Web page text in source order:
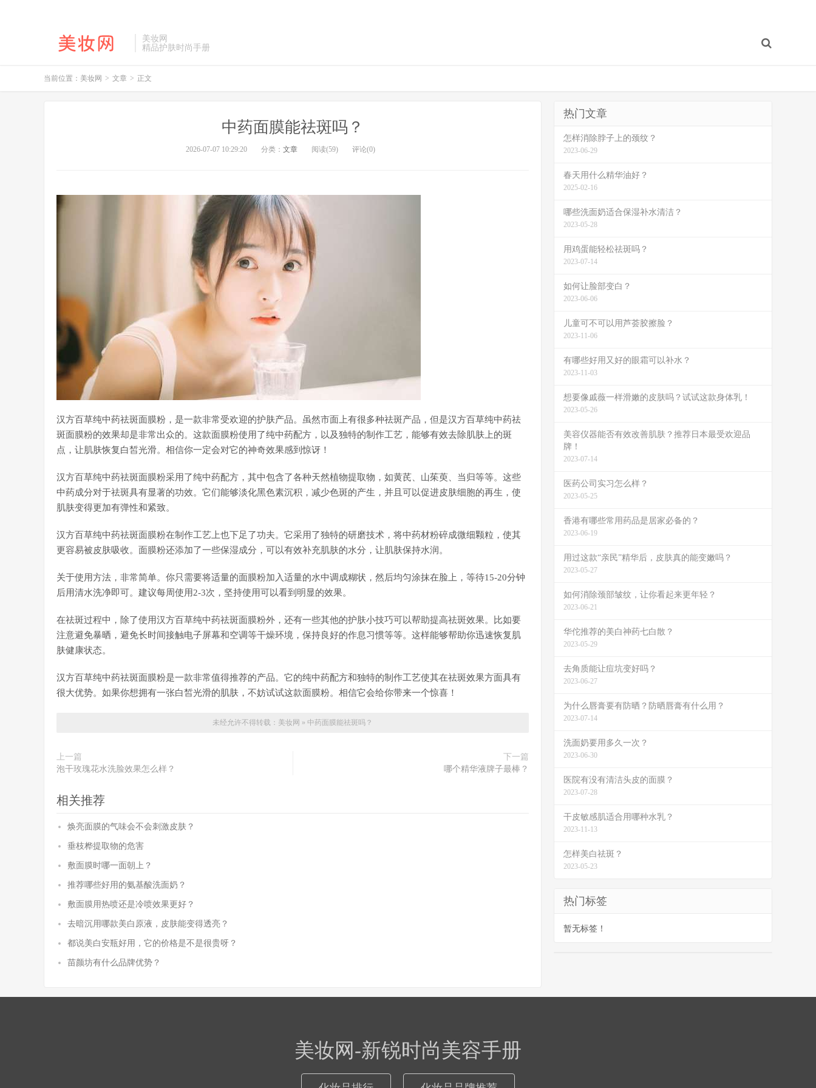
美妆网
精品护肤时尚手册
当前位置： 美妆网 > 文章 > 正文
中药面膜能祛斑吗？
2026-07-07 10:29:20 分类： 文章 阅读(59) 评论(0)
汉方百草纯中药祛斑面膜粉，是一款非常受欢迎的护肤产品。虽然市面上有很多种祛斑产品，但是汉方百草纯中药祛
斑面膜粉的效果却是非常出众的。这款面膜粉使用了纯中药配方，以及独特的制作工艺，能够有效去除肌肤上的斑
点，让肌肤恢复白皙光滑。相信你一定会对它的神奇效果感到惊讶！
汉方百草纯中药祛斑面膜粉采用了纯中药配方，其中包含了各种天然植物提取物，如黄芪、山茱萸、当归等等。这些
中药成分对于祛斑具有显著的功效。它们能够淡化黑色素沉积，减少色斑的产生，并且可以促进皮肤细胞的再生，使
肌肤变得更加有弹性和紧致。
汉方百草纯中药祛斑面膜粉在制作工艺上也下足了功夫。它采用了独特的研磨技术，将中药材粉碎成微细颗粒，使其
更容易被皮肤吸收。面膜粉还添加了一些保湿成分，可以有效补充肌肤的水分，让肌肤保持水润。
关于使用方法，非常简单。你只需要将适量的面膜粉加入适量的水中调成糊状，然后均匀涂抹在脸上，等待15-20分钟
后用清水洗净即可。建议每周使用2-3次，坚持使用可以看到明显的效果。
在祛斑过程中，除了使用汉方百草纯中药祛斑面膜粉外，还有一些其他的护肤小技巧可以帮助提高祛斑效果。比如要
注意避免暴晒，避免长时间接触电子屏幕和空调等干燥环境，保持良好的作息习惯等等。这样能够帮助你迅速恢复肌
肤健康状态。
汉方百草纯中药祛斑面膜粉是一款非常值得推荐的产品。它的纯中药配方和独特的制作工艺使其在祛斑效果方面具有
很大优势。如果你想拥有一张白皙光滑的肌肤，不妨试试这款面膜粉。相信它会给你带来一个惊喜！
未经允许不得转载： 美妆网 » 中药面膜能祛斑吗？
上一篇
泡干玫瑰花水洗脸效果怎么样？
下一篇
哪个精华液牌子最棒？
相关推荐
焕亮面膜的气味会不会刺激皮肤？
垂枝桦提取物的危害
敷面膜时哪一面朝上？
推荐哪些好用的氨基酸洗面奶？
敷面膜用热喷还是冷喷效果更好？
去暗沉用哪款美白原液，皮肤能变得透亮？
都说美白安瓶好用，它的价格是不是很贵呀？
苗颜坊有什么品牌优势？
热门文章
怎样消除脖子上的颈纹？
2023-06-29
春天用什么精华油好？
2025-02-16
哪些洗面奶适合保湿补水清洁？
2023-05-28
用鸡蛋能轻松祛斑吗？
2023-07-14
如何让脸部变白？
2023-06-06
儿童可不可以用芦荟胶擦脸？
2023-11-06
有哪些好用又好的眼霜可以补水？
2023-11-03
想要像戚薇一样滑嫩的皮肤吗？试试这款身体乳！
2023-05-26
美容仪器能否有效改善肌肤？推荐日本最受欢迎品
牌！
2023-07-14
医药公司实习怎么样？
2023-05-25
香港有哪些常用药品是居家必备的？
2023-06-19
用过这款“亲民”精华后，皮肤真的能变嫩吗？
2023-05-27
如何消除颈部皱纹，让你看起来更年轻？
2023-06-21
华佗推荐的美白神药七白散？
2023-05-29
去角质能让痘坑变好吗？
2023-06-27
为什么唇膏要有防晒？防晒唇膏有什么用？
2023-07-14
洗面奶要用多久一次？
2023-06-30
医院有没有清洁头皮的面膜？
2023-07-28
干皮敏感肌适合用哪种水乳？
2023-11-13
怎样美白祛斑？
2023-05-23
热门标签
暂无标签！
美妆网-新锐时尚美容手册